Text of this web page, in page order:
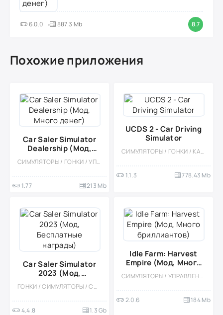
6.0.0 887.3 Mb 8.7
Похожие приложения
Car Saler Simulator
Dealership (Мод,
Много денег)
СИМУЛЯТОРЫ / ГОНКИ / УПРАВЛЕНИЕ / ЭКОНОМИЧЕСКАЯ СТРАТЕГИЯ / КАЗУАЛЬНЫЕ / ОДНОПОЛЬЗОВАТЕЛЬСКИЕ / СТИЛИЗАЦИЯ / ВСТРОЕННЫЙ КЕШ / МОД / 3D
1.77 213 Mb
UCDS 2 - Car Driving
Simulator
СИМУЛЯТОРЫ / ГОНКИ / КАЗУАЛЬНЫЕ / ОТКРЫТЫЙ МИР / СОРЕВНОВАТЕЛЬНАЯ / МНОГОПОЛЬЗОВАТЕЛЬСКАЯ / ОДНОПОЛЬЗОВАТЕЛЬСКИЕ / БОЛЬШАЯ
1.1.3 778.43 Mb
Car Saler Simulator
2023 (Мод,
Бесплатные
награды)
ГОНКИ / СИМУЛЯТОРЫ / СОРЕВНОВАТЕЛЬНАЯ / СТИЛИЗАЦИЯ / ОДНОПОЛЬЗОВАТЕЛЬСКИЕ / ОФЛАЙН / ВСТРОЕННЫЙ КЕШ / МОД / БОЛЬШАЯ
4.4.8 1.3 Gb
Idle Farm: Harvest
Empire (Мод, Много
бриллиантов)
СИМУЛЯТОРЫ / УПРАВЛЕНИЕ / ФЕРМЫ / КАЗУАЛЬНЫЕ / ОДНОПОЛЬЗОВАТЕЛЬСКИЕ / СТИЛИЗАЦИЯ / МОД / ВСТРОЕННЫЙ КЕШ / 3D
2.0.6 184 Mb